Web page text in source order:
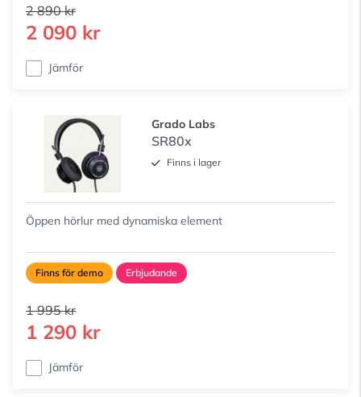
2 890 kr
2 090 kr
Jämför
Grado Labs
SR80x
Finns i lager
Öppen hörlur med dynamiska element
Finns för demo Erbjudande
1 995 kr
1 290 kr
Jämför